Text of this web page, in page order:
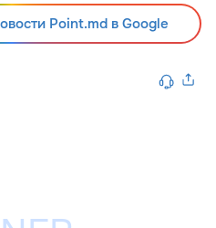
Point.md в Google